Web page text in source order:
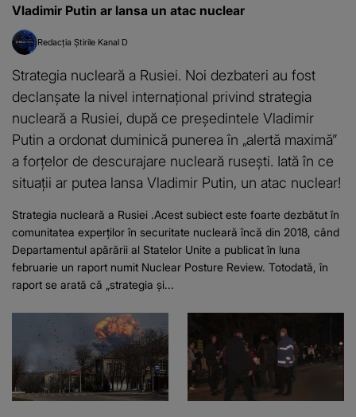
Vladimir Putin ar lansa un atac nuclear
Redacția Știrile Kanal D
Strategia nucleară a Rusiei. Noi dezbateri au fost
declanșate la nivel internațional privind strategia
nucleară a Rusiei, după ce președintele Vladimir
Putin a ordonat duminică punerea în „alertă maximă”
a forțelor de descurajare nucleară rusești. Iată în ce
situații ar putea lansa Vladimir Putin, un atac nuclear!
Strategia nucleară a Rusiei .Acest subiect este foarte dezbătut în
comunitatea experților în securitate nucleară încă din 2018, când
Departamentul apărării al Statelor Unite a publicat în luna
februarie un raport numit Nuclear Posture Review. Totodată, în
raport se arată că „strategia și...